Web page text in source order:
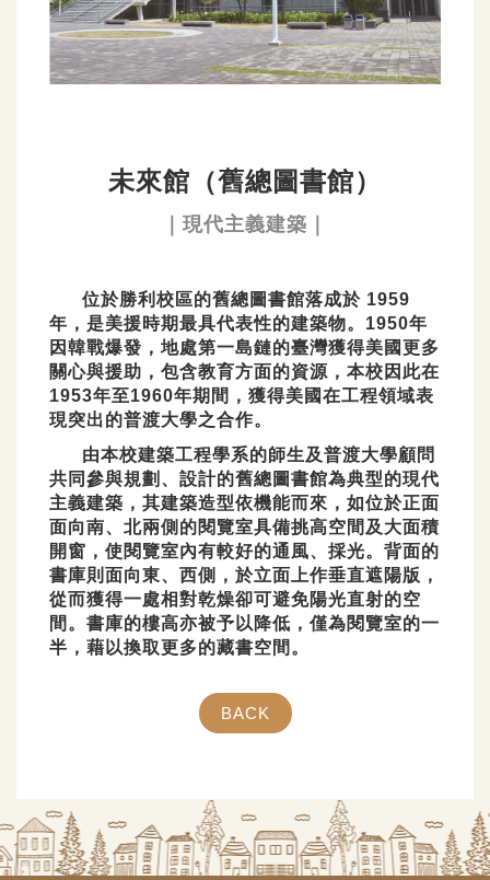
未來館（舊總圖書館）
｜現代主義建築｜
位於勝利校區的舊總圖書館落成於 1959
年，是美援時期最具代表性的建築物。1950年
因韓戰爆發，地處第一島鏈的臺灣獲得美國更多
關心與援助，包含教育方面的資源，本校因此在
1953年至1960年期間，獲得美國在工程領域表
現突出的普渡大學之合作。
由本校建築工程學系的師生及普渡大學顧問
共同參與規劃、設計的舊總圖書館為典型的現代
主義建築，其建築造型依機能而來，如位於正面
面向南、北兩側的閱覽室具備挑高空間及大面積
開窗，使閱覽室內有較好的通風、採光。背面的
書庫則面向東、西側，於立面上作垂直遮陽版，
從而獲得一處相對乾燥卻可避免陽光直射的空
間。書庫的樓高亦被予以降低，僅為閱覽室的一
半，藉以換取更多的藏書空間。
BACK